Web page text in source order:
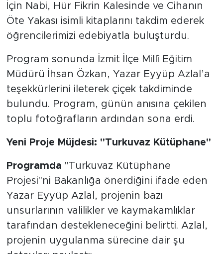
İçin Nabi, Hür Fikrin Kalesinde ve Cihanın
Öte Yakası isimli kitaplarını takdim ederek
öğrencilerimizi edebiyatla buluşturdu.
Program sonunda İzmit İlçe Millî Eğitim
Müdürü İhsan Özkan, Yazar Eyyüp Azlal’a
teşekkürlerini ileterek çiçek takdiminde
bulundu. Program, günün anısına çekilen
toplu fotoğrafların ardından sona erdi.
Yeni Proje Müjdesi: "Turkuvaz Kütüphane"
Programda "Turkuvaz Kütüphane
Projesi"ni Bakanlığa önerdiğini ifade eden
Yazar Eyyüp Azlal, projenin bazı
unsurlarının valilikler ve kaymakamlıklar
tarafından destekleneceğini belirtti. Azlal,
projenin uygulanma sürecine dair şu